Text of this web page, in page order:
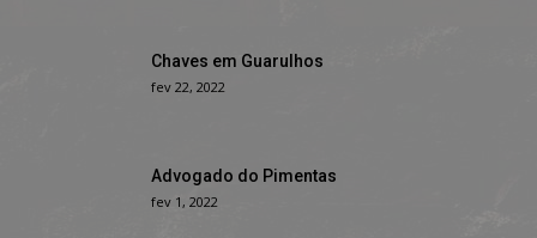
Chaves em Guarulhos
fev 22, 2022
Advogado do Pimentas
fev 1, 2022